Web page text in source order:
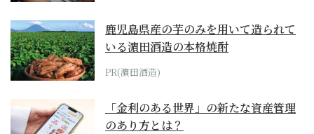
鹿児島県産の芋のみを用いて造られて
いる濵田酒造の本格焼酎
PR(濵田酒造)
「金利のある世界」の新たな資産管理
のあり方とは？